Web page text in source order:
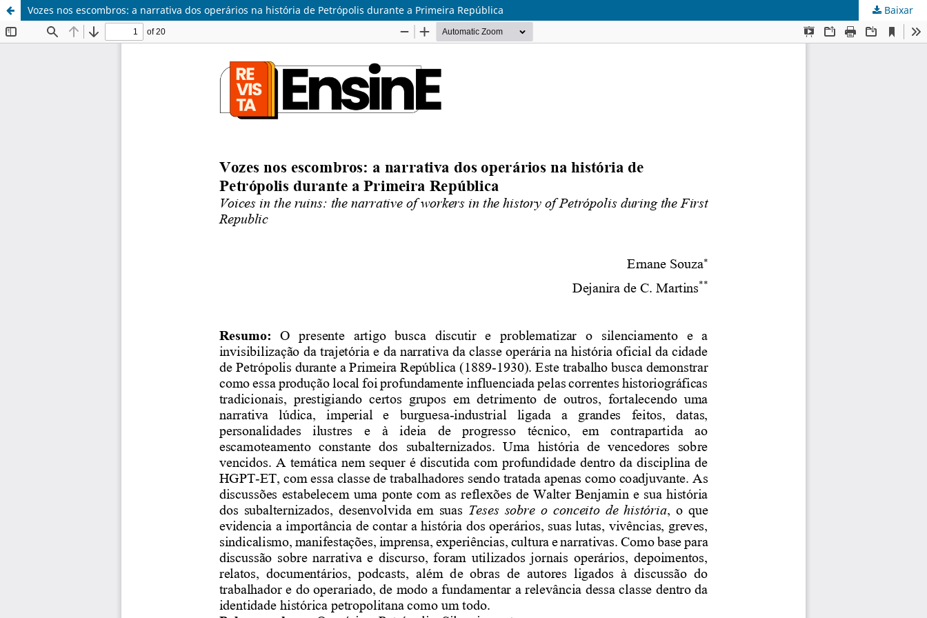
Vozes nos escombros: a narrativa dos operários na história de Petrópolis durante a Primeira República Baixar